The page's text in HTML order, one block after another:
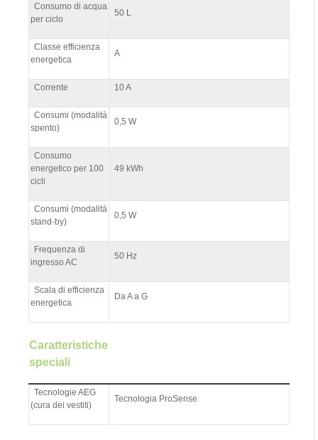
Consumo di acqua
per ciclo
50 L
Classe efficienza
energetica
A
Corrente 10 A
Consumi (modalità
spento)
0,5 W
Consumo
energetico per 100
cicli
49 kWh
Consumi (modalità
stand-by)
0,5 W
Frequenza di
ingresso AC
50 Hz
Scala di efficienza
energetica
Da A a G
Caratteristiche
speciali
Tecnologie AEG
(cura dei vestiti)
Tecnologia ProSense